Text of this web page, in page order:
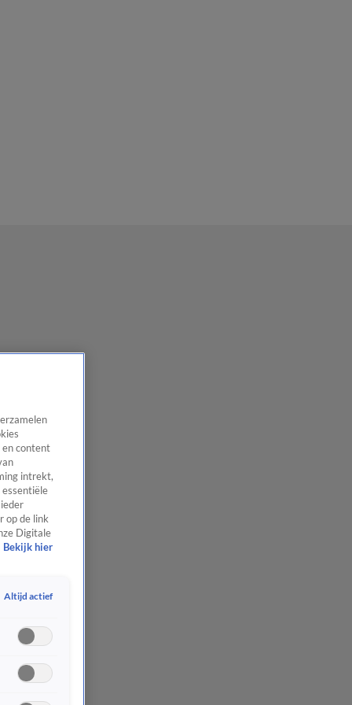
en content
intrekt,
op de link
Digitale
Bekijk hier
Altijd actief